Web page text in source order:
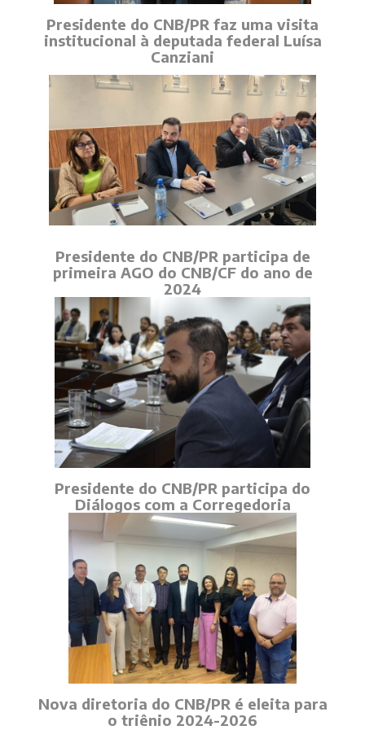
Presidente do CNB/PR faz uma visita
institucional à deputada federal Luísa
Canziani
Presidente do CNB/PR participa de
primeira AGO do CNB/CF do ano de
2024
Presidente do CNB/PR participa do
Diálogos com a Corregedoria
Nova diretoria do CNB/PR é eleita para
o triênio 2024-2026